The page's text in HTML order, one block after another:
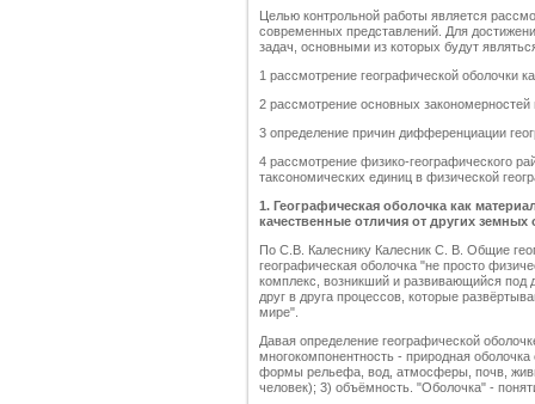
Целью контрольной работы является
современных представлений. Для
задач, основными из которых будут
1 рассмотрение географической оболочки
2 рассмотрение основных закономерностей
3 определение причин дифференциации
4 рассмотрение физико-географического
таксономических единиц в физической
1. Географическая оболочка как
качественные отличия от других земных
По С.В. Калеснику Калесник С. В. Общие
географическая оболочка "не просто
комплекс, возникший и развивающийся
друг в друга процессов, которые
мире".
Давая определение географической
многокомпонентность - природная
формы рельефа, вод, атмосферы, почв,
человек); 3) объёмность. "Оболочка" -